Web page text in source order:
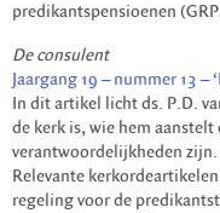
predikantspensioenen
De consulent
Jaargang 19 – nummer 13 –
In dit artikel licht ds. P.D.
de kerk is, wie hem aanstelt
verantwoordelijkheden zijn.
Relevante
regeling voor de